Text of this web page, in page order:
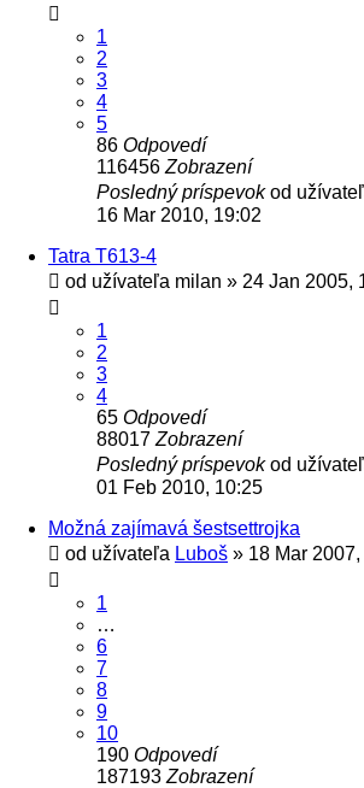
1
2
3
4
5
86 Odpovedí
116456 Zobrazení
Posledný príspevokod
16 Mar 2010, 19:02
Tatra T613-4
od užívateľa milan » 24 Jan 2005,
1
2
3
4
65 Odpovedí
88017 Zobrazení
Posledný príspevokod
01 Feb 2010, 10:25
Možná zajímavá šestsettrojka
od užívateľa Luboš » 18 Mar
1
…
6
7
8
9
10
190 Odpovedí
187193 Zobrazení